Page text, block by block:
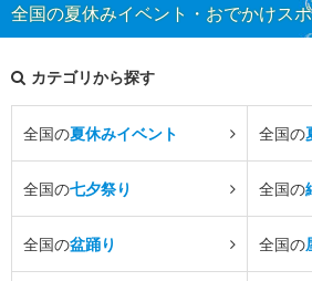
全国の夏休みイベント・おでかけス
カテゴリから探す
全国の夏休みイベント 全国の
全国の七夕祭り 全国の
全国の盆踊り 全国の